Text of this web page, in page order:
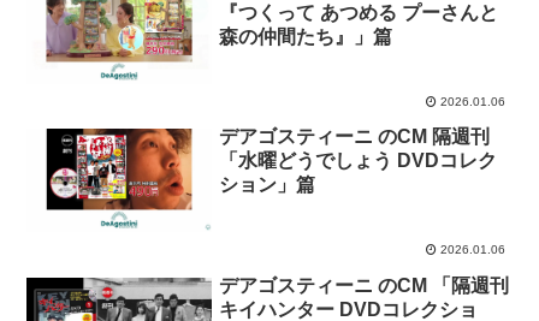
『つくって あつめる プーさんと
森の仲間たち』」篇
2026.01.06
デアゴスティーニ のCM 隔週刊
「水曜どうでしょう DVDコレク
ション」篇
2026.01.06
デアゴスティーニ のCM 「隔週刊
キイハンター DVDコレクショ